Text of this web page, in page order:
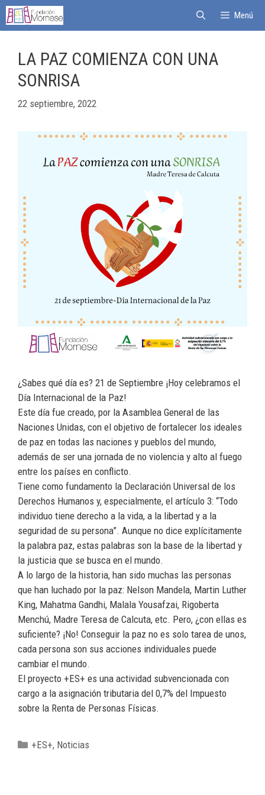
Menú
LA PAZ COMIENZA CON UNA
SONRISA
22 septiembre, 2022
¿Sabes qué día es? 21 de Septiembre ¡Hoy celebramos el
Día Internacional de la Paz!
Este día fue creado, por la Asamblea General de las
Naciones Unidas, con el objetivo de fortalecer los ideales
de paz en todas las naciones y pueblos del mundo,
además de ser una jornada de no violencia y alto al fuego
entre los países en conflicto.
Tiene como fundamento la Declaración Universal de los
Derechos Humanos y, especialmente, el artículo 3: “Todo
individuo tiene derecho a la vida, a la libertad y a la
seguridad de su persona”. Aunque no dice explícitamente
la palabra paz, estas palabras son la base de la libertad y
la justicia que se busca en el mundo.
A lo largo de la historia, han sido muchas las personas
que han luchado por la paz: Nelson Mandela, Martin Luther
King, Mahatma Gandhi, Malala Yousafzai, Rigoberta
Menchú, Madre Teresa de Calcuta, etc. Pero, ¿con ellas es
suficiente? ¡No! Conseguir la paz no es solo tarea de unos,
cada persona son sus acciones individuales puede
cambiar el mundo.
El proyecto +ES+ es una actividad subvencionada con
cargo a la asignación tributaria del 0,7% del Impuesto
sobre la Renta de Personas Físicas.
+ES+, Noticias